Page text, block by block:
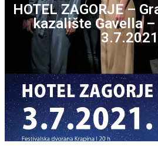
HOTEL ZAGORJE –
kazalište Gavella –